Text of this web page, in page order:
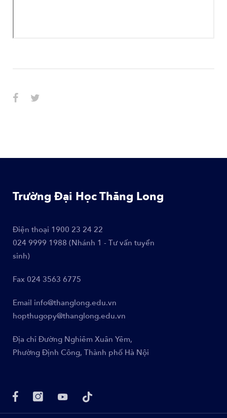
Trường Đại Học Thăng Long
Điện thoại 1900 23 24 22
024 9999 1988 (Nhánh 1 - Tư vấn tuyển
sinh)
Fax 024 3563 6775
Email info@thanglong.edu.vn
hopthugopy@thanglong.edu.vn
Địa chỉ Đường Nghiêm Xuân Yêm,
Phường Định Công, Thành phố Hà Nội